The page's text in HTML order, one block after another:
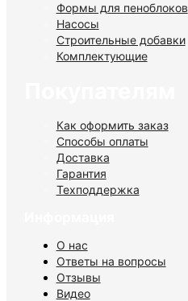
Формы для пеноблоков
Насосы
Строительные добавки
Комплектующие
Как оформить заказ
Способы оплаты
Доставка
Гарантия
Техподдержка
О нас
Ответы на вопросы
Отзывы
Видео